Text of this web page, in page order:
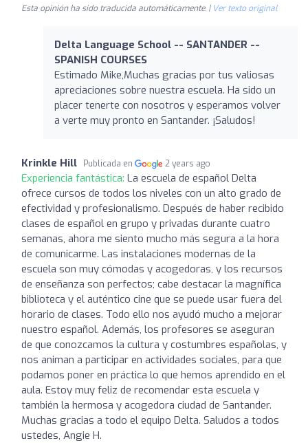
Esta opinión ha sido traducida automáticamente. | Ver texto original
Delta Language School -- SANTANDER --
SPANISH COURSES
Estimado Mike,Muchas gracias por tus valiosas
apreciaciones sobre nuestra escuela. Ha sido un
placer tenerte con nosotros y esperamos volver
a verte muy pronto en Santander. ¡Saludos!
Krinkle Hill Publicada en 2 years ago
Experiencia fantástica: La escuela de español Delta
ofrece cursos de todos los niveles con un alto grado de
efectividad y profesionalismo. Después de haber recibido
clases de español en grupo y privadas durante cuatro
semanas, ahora me siento mucho más segura a la hora
de comunicarme. Las instalaciones modernas de la
escuela son muy cómodas y acogedoras, y los recursos
de enseñanza son perfectos; cabe destacar la magnífica
biblioteca y el auténtico cine que se puede usar fuera del
horario de clases. Todo ello nos ayudó mucho a mejorar
nuestro español. Además, los profesores se aseguran
de que conozcamos la cultura y costumbres españolas, y
nos animan a participar en actividades sociales, para que
podamos poner en práctica lo que hemos aprendido en el
aula. Estoy muy feliz de recomendar esta escuela y
también la hermosa y acogedora ciudad de Santander.
Muchas gracias a todo el equipo Delta. Saludos a todos
ustedes, Angie H.